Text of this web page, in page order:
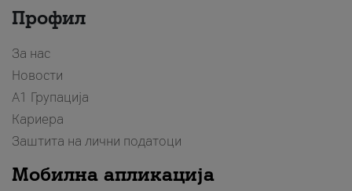
Профил
За нас
Новости
А1 Групација
Кариера
Заштита на лични податоци
Мобилна апликација